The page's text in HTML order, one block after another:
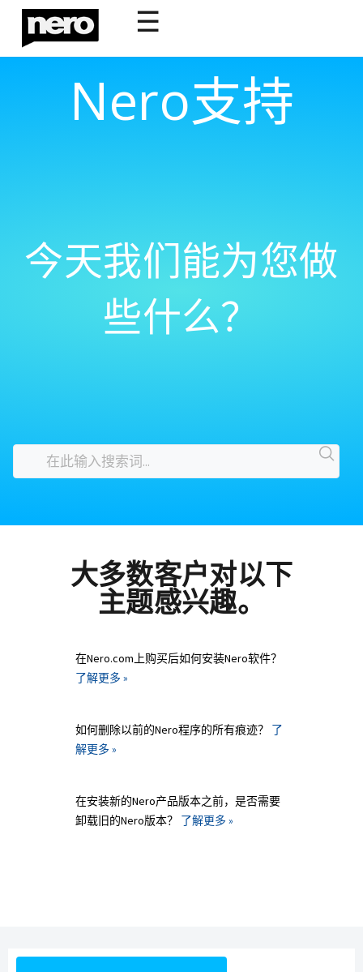
☰
Nero支持
今天我们能为您做
些什么？
大多数客户对以下
主题感兴趣。
在Nero.com上购买后如何安装Nero软件？
了解更多 »
如何删除以前的Nero程序的所有痕迹？
了
解更多 »
在安装新的Nero产品版本之前，是否需要
卸载旧的Nero版本？
了解更多 »